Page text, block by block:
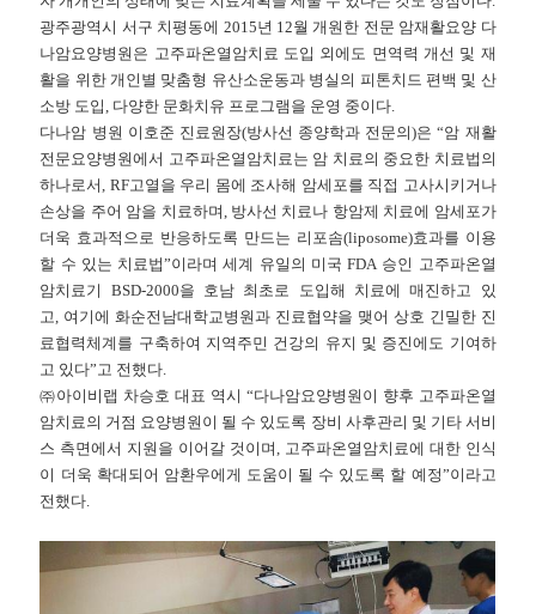
광주광역시 서구 치평동에 2015년 12월 개원한 전문 암재활요양 다
나암요양병원은 고주파온열암치료 도입 외에도 면역력 개선 및 재
활을 위한 개인별 맞춤형 유산소운동과 병실의 피톤치드 편백 및 산
소방 도입, 다양한 문화치유 프로그램을 운영 중이다.
다나암 병원 이호준 진료원장(방사선 종양학과 전문의)은“암 재활
전문요양병원에서 고주파온열암치료는 암 치료의 중요한 치료법의
하나로서, RF고열을 우리 몸에 조사해 암세포를 직접 고사시키거나
손상을 주어 암을 치료하며, 방사선 치료나 항암제 치료에 암세포가
더욱 효과적으로 반응하도록 만드는 리포솜(liposome)효과를 이용
할 수 있는 치료법”이라며 세계 유일의 미국FDA 승인 고주파온열
암치료기 BSD-2000을 호남 최초로 도입해 치료에 매진하고 있
고, 여기에 화순전남대학교병원과 진료협약을 맺어 상호 긴밀한 진
료협력체계를 구축하여 지역주민 건강의 유지 및 증진에도 기여하
고 있다”고 전했다.
㈜아이비랩 차승호 대표 역시 “다나암요양병원이 향후 고주파온열
암치료의 거점 요양병원이 될 수 있도록 장비 사후관리 및 기타 서비
스 측면에서 지원을 이어갈 것이며, 고주파온열암치료에 대한 인식
이 더욱 확대되어 암환우에게 도움이 될 수 있도록 할 예정”이라고
전했다.